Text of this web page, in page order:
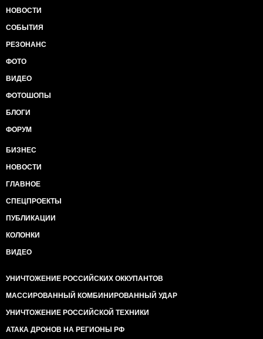
НОВОСТИ
СОБЫТИЯ
РЕЗОНАНС
ФОТО
ВИДЕО
ФОТОШОПЫ
БЛОГИ
ФОРУМ
БИЗНЕС
НОВОСТИ
ГЛАВНОЕ
СПЕЦПРОЕКТЫ
ПУБЛИКАЦИИ
КОЛОНКИ
ВИДЕО
УНИЧТОЖЕНИЕ РОССИЙСКИХ ОККУПАНТОВ
МАССИРОВАННЫЙ КОМБИНИРОВАННЫЙ УДАР
УНИЧТОЖЕНИЕ РОССИЙСКОЙ ТЕХНИКИ
АТАКА ДРОНОВ НА РЕГИОНЫ РФ